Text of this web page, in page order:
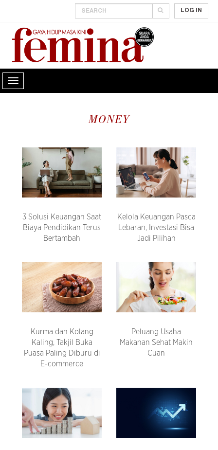
LOG IN
MONEY
3 Solusi Keuangan Saat
Biaya Pendidikan Terus
Bertambah
Kelola Keuangan Pasca
Lebaran, Investasi Bisa
Jadi Pilihan
Kurma dan Kolang
Kaling, Takjil Buka
Puasa Paling Diburu di
E-commerce
Peluang Usaha
Makanan Sehat Makin
Cuan